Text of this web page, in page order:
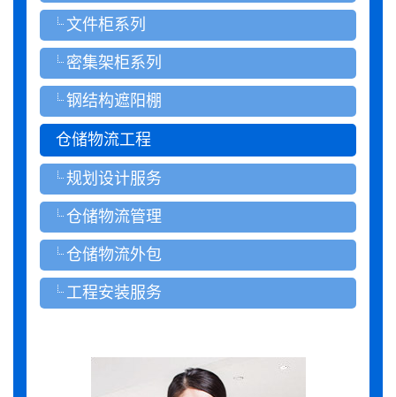
文件柜系列
密集架柜系列
钢结构遮阳棚
仓储物流工程
规划设计服务
仓储物流管理
仓储物流外包
工程安装服务